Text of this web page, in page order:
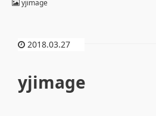
yjimage
2018.03.27
yjimage